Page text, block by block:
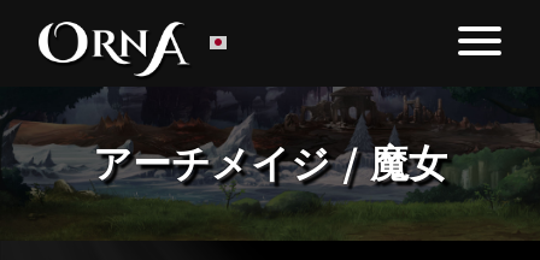
アーチメイジ / 魔女